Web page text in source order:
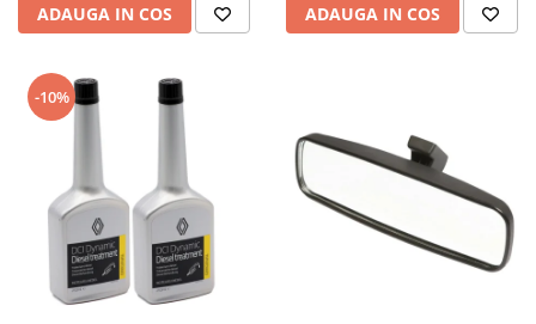
ADAUGA IN COS ADAUGA IN COS
-10%